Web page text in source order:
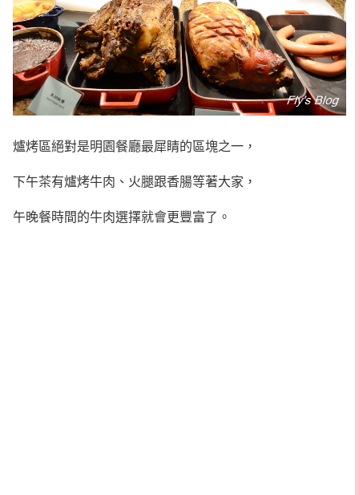
爐烤區絕對是明園餐廳最犀睛的區塊之一，
下午茶有爐烤牛肉、火腿跟香腸等著大家，
午晚餐時間的牛肉選擇就會更豐富了。